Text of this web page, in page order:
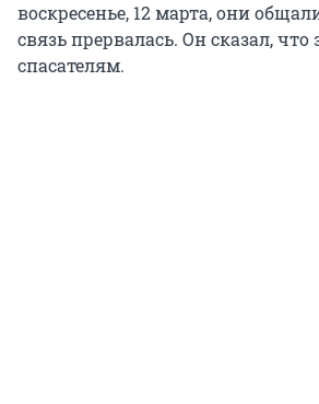
воскресенье, 12 марта, они
связь прервалась. Он сказал, что
спасателям.